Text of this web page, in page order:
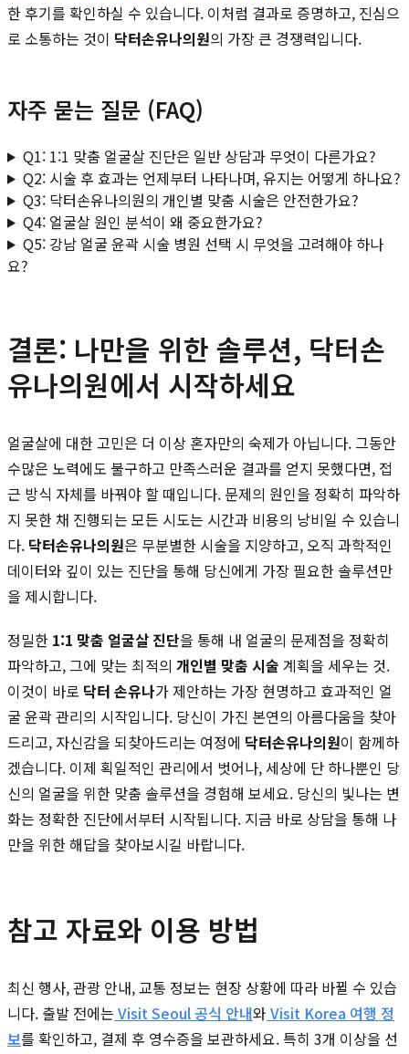
한 후기를 확인하실 수 있습니다. 이처럼 결과로 증명하고, 진심으
로 소통하는 것이 닥터손유나의원의 가장 큰 경쟁력입니다.
자주 묻는 질문 (FAQ)
Q1: 1:1 맞춤 얼굴살 진단은 일반 상담과 무엇이 다른가요?
Q2: 시술 후 효과는 언제부터 나타나며, 유지는 어떻게 하나요?
Q3: 닥터손유나의원의 개인별 맞춤 시술은 안전한가요?
Q4: 얼굴살 원인 분석이 왜 중요한가요?
Q5: 강남 얼굴 윤곽 시술 병원 선택 시 무엇을 고려해야 하나
요?
결론: 나만을 위한 솔루션, 닥터손
유나의원에서 시작하세요
얼굴살에 대한 고민은 더 이상 혼자만의 숙제가 아닙니다. 그동안
수많은 노력에도 불구하고 만족스러운 결과를 얻지 못했다면, 접
근 방식 자체를 바꿔야 할 때입니다. 문제의 원인을 정확히 파악하
지 못한 채 진행되는 모든 시도는 시간과 비용의 낭비일 수 있습니
다. 닥터손유나의원은 무분별한 시술을 지양하고, 오직 과학적인
데이터와 깊이 있는 진단을 통해 당신에게 가장 필요한 솔루션만
을 제시합니다.
정밀한 1:1 맞춤 얼굴살 진단을 통해 내 얼굴의 문제점을 정확히
파악하고, 그에 맞는 최적의 개인별 맞춤 시술 계획을 세우는 것.
이것이 바로 닥터 손유나가 제안하는 가장 현명하고 효과적인 얼
굴 윤곽 관리의 시작입니다. 당신이 가진 본연의 아름다움을 찾아
드리고, 자신감을 되찾아드리는 여정에 닥터손유나의원이 함께하
겠습니다. 이제 획일적인 관리에서 벗어나, 세상에 단 하나뿐인 당
신의 얼굴을 위한 맞춤 솔루션을 경험해 보세요. 당신의 빛나는 변
화는 정확한 진단에서부터 시작됩니다. 지금 바로 상담을 통해 나
만을 위한 해답을 찾아보시길 바랍니다.
참고 자료와 이용 방법
최신 행사, 관광 안내, 교통 정보는 현장 상황에 따라 바뀔 수 있습
니다. 출발 전에는 Visit Seoul 공식 안내와 Visit Korea 여행 정
보를 확인하고, 결제 후 영수증을 보관하세요. 특히 3개 이상을 선